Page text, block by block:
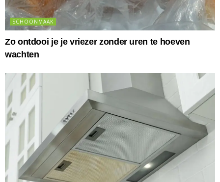
SCHOONMAAK
Zo ontdooi je je vriezer zonder uren te hoeven
wachten